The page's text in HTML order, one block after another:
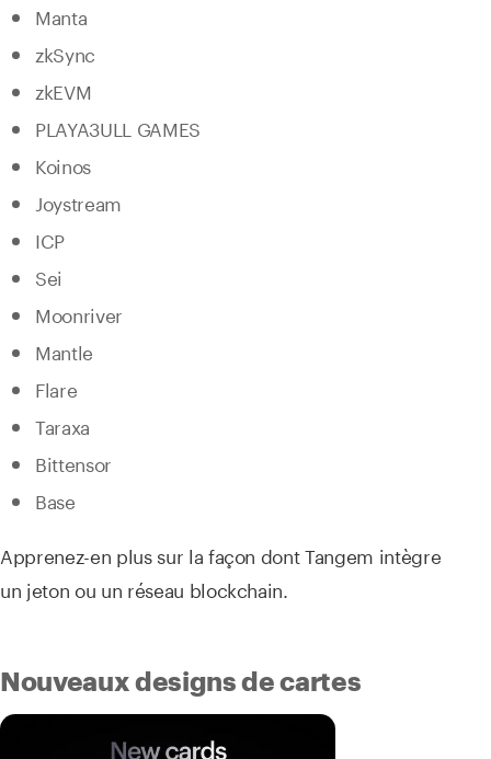
Manta
zkSync
zkEVM
PLAYA3ULL GAMES
Koinos
Joystream
ICP
Sei
Moonriver
Mantle
Flare
Taraxa
Bittensor
Base
Apprenez-en plus sur la façon dont Tangem intègre
un jeton ou un réseau blockchain.
Nouveaux designs de cartes